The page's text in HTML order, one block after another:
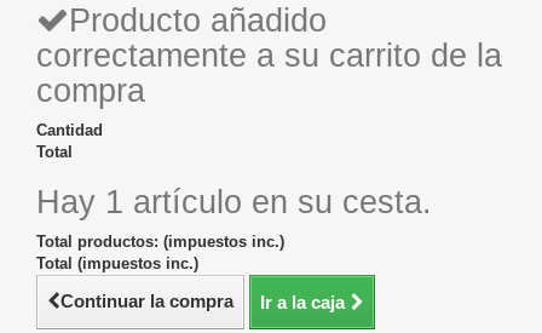
Producto añadido
correctamente a su carrito de la
compra
Cantidad
Total
Hay 1 artículo en su cesta.
Total productos: (impuestos inc.)
Total (impuestos inc.)
Continuar la compra Ir a la caja